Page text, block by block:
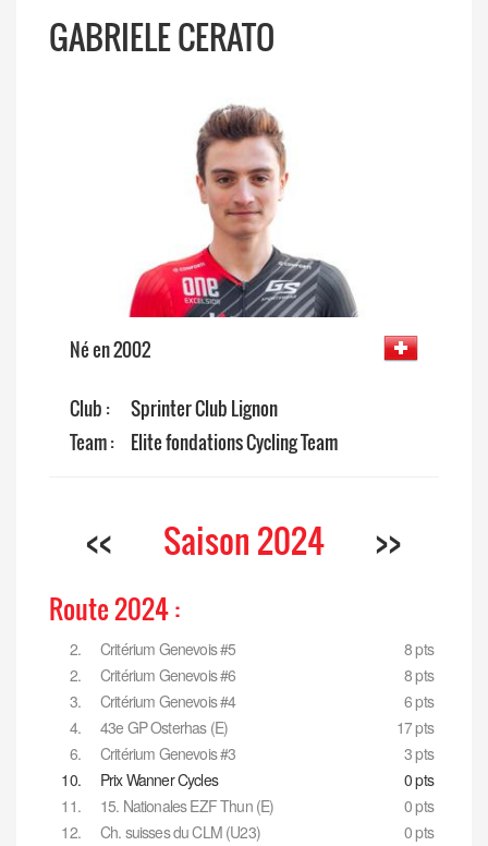
GABRIELE CERATO
Né en 2002
Club :
Sprinter Club Lignon
Team :
Elite fondations Cycling Team
<< Saison 2024 >>
Route 2024 :
2. Critérium Genevois #5
8 pts
2.
Critérium Genevois #6
8 pts
3.
Critérium Genevois #4
6 pts
4.
43e GP Osterhas (E)
17 pts
6.
Critérium Genevois #3
3 pts
10.
Prix Wanner Cycles
0 pts
11.
15. Nationales EZF Thun (E)
0 pts
12.
Ch. suisses du CLM (U23)
0 pts